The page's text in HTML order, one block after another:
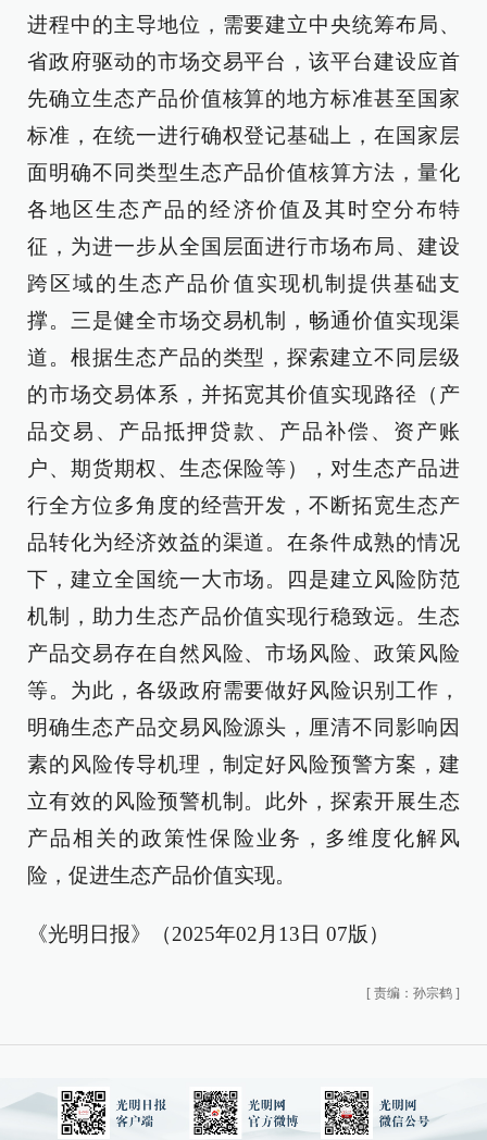
进程中的主导地位，需要建立中央统筹布局、
省政府驱动的市场交易平台，该平台建设应首
先确立生态产品价值核算的地方标准甚至国家
标准，在统一进行确权登记基础上，在国家层
面明确不同类型生态产品价值核算方法，量化
各地区生态产品的经济价值及其时空分布特
征，为进一步从全国层面进行市场布局、建设
跨区域的生态产品价值实现机制提供基础支
撑。三是健全市场交易机制，畅通价值实现渠
道。根据生态产品的类型，探索建立不同层级
的市场交易体系，并拓宽其价值实现路径（产
品交易、产品抵押贷款、产品补偿、资产账
户、期货期权、生态保险等），对生态产品进
行全方位多角度的经营开发，不断拓宽生态产
品转化为经济效益的渠道。在条件成熟的情况
下，建立全国统一大市场。四是建立风险防范
机制，助力生态产品价值实现行稳致远。生态
产品交易存在自然风险、市场风险、政策风险
等。为此，各级政府需要做好风险识别工作，
明确生态产品交易风险源头，厘清不同影响因
素的风险传导机理，制定好风险预警方案，建
立有效的风险预警机制。此外，探索开展生态
产品相关的政策性保险业务，多维度化解风
险，促进生态产品价值实现。
《光明日报》（2025年02月13日 07版）
[ 责编：孙宗鹤 ]